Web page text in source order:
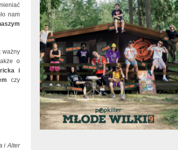
nam
ważny
o
i
czy
i Alter